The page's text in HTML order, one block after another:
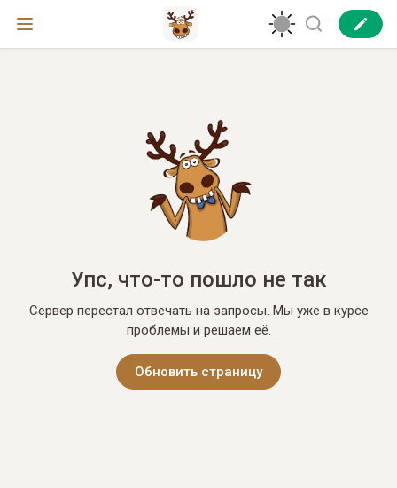
Упс, что-то пошло не так
Сервер перестал отвечать на запросы. Мы уже в курсе
проблемы и решаем её.
Обновить страницу